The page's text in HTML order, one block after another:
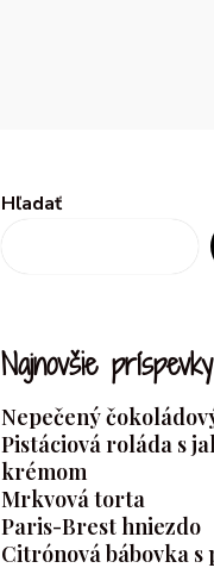
Hľadať
Najnovšie príspevky
Nepečený
Pistáciová roláda s
krémom
Mrkvová torta
Paris-Brest hniezdo
Citrónová bábovka s